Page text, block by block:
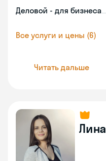
Деловой - для бизнеса
Все услуги и цены (6)
Читать дальше
Лина